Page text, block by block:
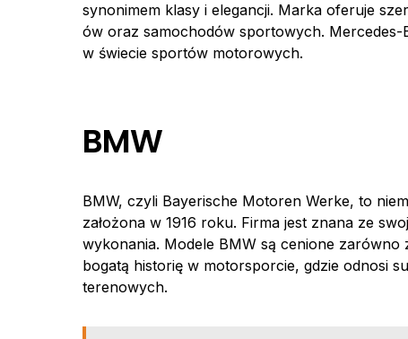
synonimem klasy i elegancji. Marka oferuje
ów oraz samochodów sportowych.
w świecie sportów motorowych.
BMW
BMW, czyli Bayerische Motoren Werke, to
założona w 1916 roku. Firma jest znana ze
wykonania. Modele BMW są cenione
bogatą historię w motorsporcie, gdzie odnosi
terenowych.